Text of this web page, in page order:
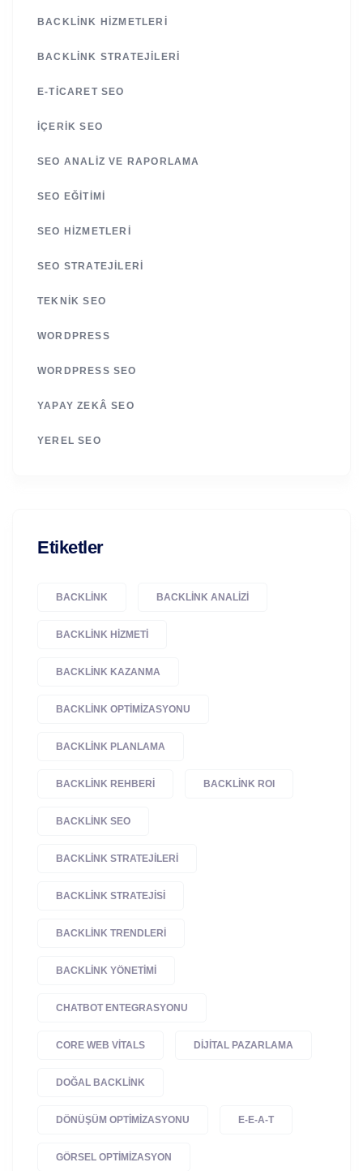
BACKLINK HIZMETLERI
BACKLINK STRATEJILERI
E-TICARET SEO
İÇERIK SEO
SEO ANALIZ VE RAPORLAMA
SEO EĞITIMI
SEO HIZMETLERI
SEO STRATEJILERI
TEKNIK SEO
WORDPRESS
WORDPRESS SEO
YAPAY ZEKÂ SEO
YEREL SEO
Etiketler
BACKLINK BACKLINK ANALIZI
BACKLINK HIZMETI
BACKLINK KAZANMA
BACKLINK OPTIMIZASYONU
BACKLINK PLANLAMA
BACKLINK REHBERI BACKLINK ROI
BACKLINK SEO
BACKLINK STRATEJILERI
BACKLINK STRATEJISI
BACKLINK TRENDLERI
BACKLINK YÖNETIMI
CHATBOT ENTEGRASYONU
CORE WEB VITALS DIJITAL PAZARLAMA
DOĞAL BACKLINK
DÖNÜŞÜM OPTIMIZASYONU E-E-A-T
GÖRSEL OPTIMIZASYON